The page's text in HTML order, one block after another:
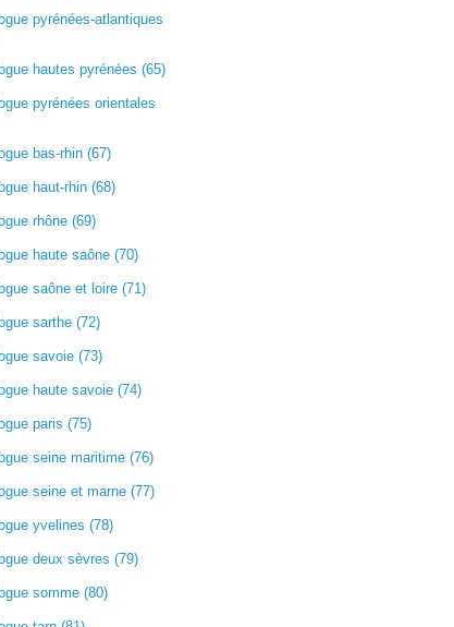
pyrénées-atlantiques
hautes pyrénées (65)
pyrénées orientales
bas-rhin (67)
haut-rhin (68)
rhône (69)
haute saône (70)
saône et loire (71)
sarthe (72)
savoie (73)
haute savoie (74)
paris (75)
seine maritime (76)
seine et marne (77)
yvelines (78)
deux sèvres (79)
somme (80)